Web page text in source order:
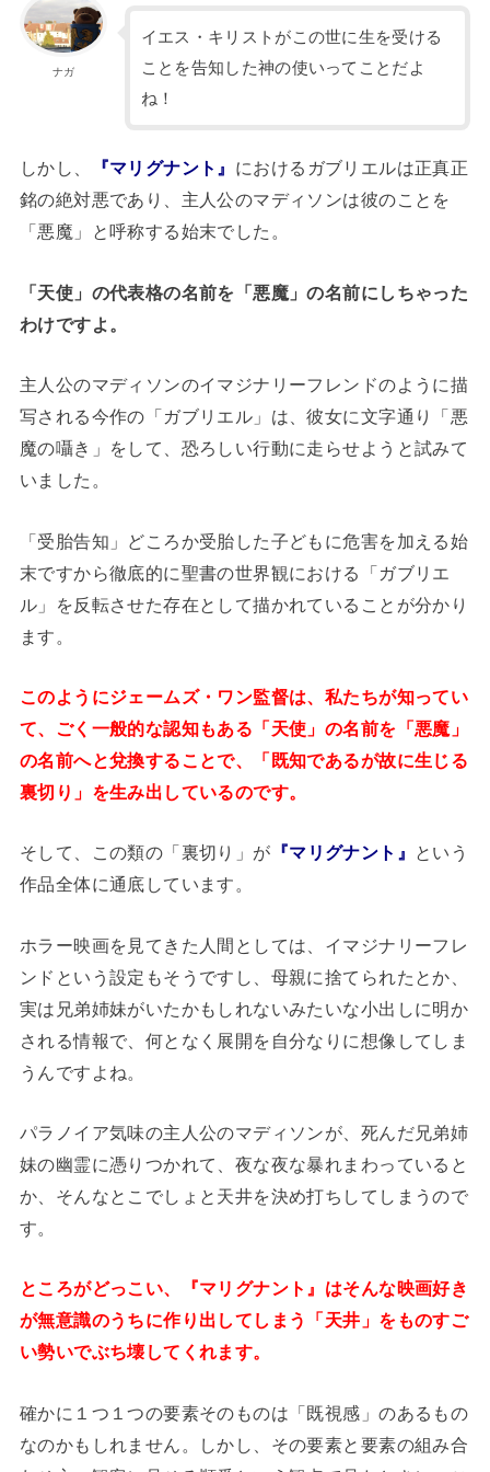
ナガ
イエス・キリストがこの世に生を受ける
ことを告知した神の使いってことだよ
ね！
しかし、 『マリグナント』 におけるガブリエルは正真正
銘の絶対悪であり、主人公のマディソンは彼のことを
「悪魔」と呼称する始末でした。
「天使」の代表格の名前を「悪魔」の名前にしちゃった
わけですよ。
主人公のマディソンのイマジナリーフレンドのように描
写される今作の「ガブリエル」は、彼女に文字通り「悪
魔の囁き」をして、恐ろしい行動に走らせようと試みて
いました。
「受胎告知」どころか受胎した子どもに危害を加える始
末ですから徹底的に聖書の世界観における「ガブリエ
ル」を反転させた存在として描かれていることが分かり
ます。
このようにジェームズ・ワン監督は、私たちが知ってい
て、ごく一般的な認知もある「天使」の名前を「悪魔」
の名前へと兌換することで、「既知であるが故に生じる
裏切り」を生み出しているのです。
そして、この類の「裏切り」が 『マリグナント』
という
作品全体に通底しています。
ホラー映画を見てきた人間としては、イマジナリーフレ
ンドという設定もそうですし、母親に捨てられたとか、
実は兄弟姉妹がいたかもしれないみたいな小出しに明か
される情報で、何となく展開を自分なりに想像してしま
うんですよね。
パラノイア気味の主人公のマディソンが、死んだ兄弟姉
妹の幽霊に憑りつかれて、夜な夜な暴れまわっていると
か、そんなとこでしょと天井を決め打ちしてしまうので
す。
ところがどっこい、『マリグナント』はそんな映画好き
が無意識のうちに作り出してしまう「天井」をものすご
い勢いでぶち壊してくれます。
確かに１つ１つの要素そのものは「既視感」のあるもの
なのかもしれません。しかし、その要素と要素の組み合